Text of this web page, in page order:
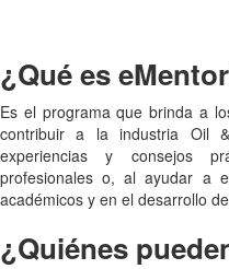
¿Qué es
Es el programa que brinda a
contribuir a la industria Oil
experiencias y consejos
profesionales o, al ayudar a
académicos y en el desarrollo
¿Quiénes